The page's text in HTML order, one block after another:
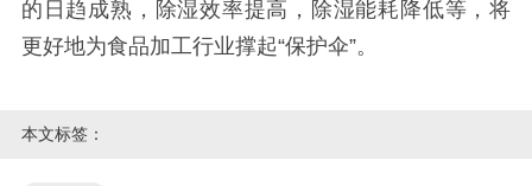
的日趋成熟，除湿效率提高，除湿能耗降低等，将
更好地为食品加工行业撑起“保护伞”。
本文标签：